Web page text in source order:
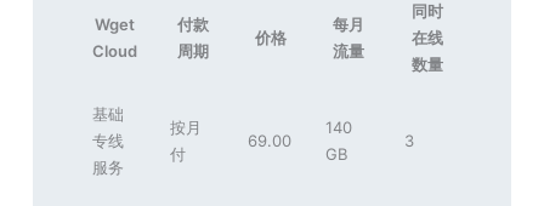
Wget
Cloud
付款
周期
价格
每月
流量
同时
在线
数量
基础
专线
服务
按月
付
69.00
140
GB
3